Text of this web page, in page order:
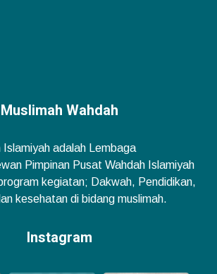
Muslimah Wahdah
Islamiyah adalah Lembaga
Pimpinan Pusat Wahdah Islamiyah
kegiatan; Dakwah, Pendidikan,
kesehatan di bidang muslimah.
Instagram